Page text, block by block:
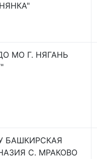
МО Г. НЯГАНЬ
БАШКИРСКАЯ
С. МРАКОВО